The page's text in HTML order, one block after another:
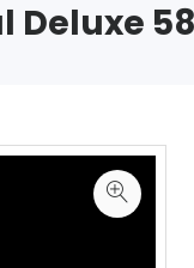
Deluxe